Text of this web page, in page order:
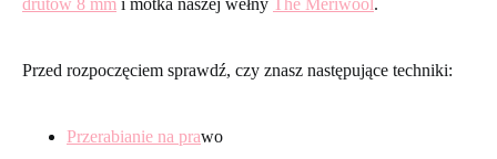
drutów 8 mm i motka naszej wełny The Meriwool.
Przed rozpoczęciem sprawdź, czy znasz następujące techniki:
Przerabianie na prawo